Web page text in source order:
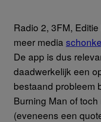
Radio 2, 3FM,
meer media
De app is dus
daadwerkelijk een
bestaand probleem
Burning Man of
(eveneens een